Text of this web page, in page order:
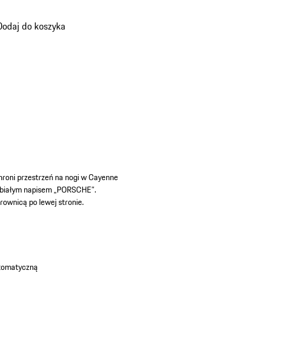
do koszyka
przestrzeń na nogi w Cayenne
napisem „PORSCHE”.
po lewej stronie.